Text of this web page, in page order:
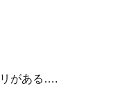
がある….